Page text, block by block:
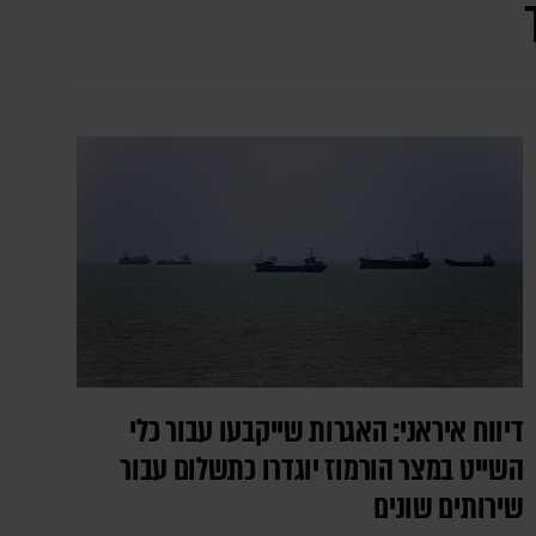
דיווח איראני: האגרות שייקבעו עבור כלי
השייט במצר הורמוז יוגדרו כתשלום עבור
שירותים שונים